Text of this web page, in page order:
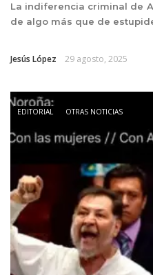
La indiferencia criminal de
de algo más que de
Jesús López 29 agosto, 2025
EDITORIAL OTRAS NOTICIAS